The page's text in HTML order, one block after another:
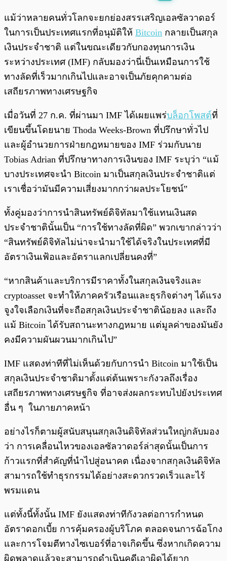
0:00
แม้ว่าหลายคนทั่วโลกจะยกย่องสรรเสริญเอลซัลวาดอร์
ในการเป็นประเทศแรกที่อนุมัติให้ Bitcoin กลายเป็นสกุล
เงินประจำชาติ แต่ในขณะเดียวกับกองทุนการเงิน
ระหว่างประเทศ (IMF) กลับมองว่านี่เป็นเหมือนการใช้
ทางลัดที่เร็วมากเกินไปและอาจเป็นภัยคุกคามต่อ
เสถียรภาพทางเศรษฐกิจ
เมื่อวันที่ 27 ก.ค. ที่ผ่านมา IMF ได้เผยแพร่บล็อกโพสต์ที่
เขียนขึ้นโดยนาย Thoda Weeks-Brown ที่ปรึกษาทั่วไป
และผู้อำนวยการฝ่ายกฎหมายของ IMF ร่วมกับนาย
Tobias Adrian ที่ปรึกษาทางการเงินของ IMF ระบุว่า “แม้
บางประเทศจะนำ Bitcoin มาเป็นสกุลเงินประจำชาติแต่
เราเชื่อว่ามันมีความเสี่ยงมากกว่าผลประโยชน์”
ทั้งคู่มองว่าการนำสินทรัพย์ดิจิทัลมาใช้แทนเงินสด
ประจำชาตินั้นเป็น “การใช้ทางลัดที่ผิด” พวกเขากล่าวว่า
“สินทรัพย์ดิจิทัลไม่น่าจะนำมาใช้ได้จริงในประเทศที่มี
อัตราเงินเฟ้อและอัตราแลกเปลี่ยนคงที่”
“หากสินค้าและบริการมีราคาทั้งในสกุลเงินจริงและ
cryptoasset จะทำให้ภาคครัวเรือนและธุรกิจต่างๆ ได้แรง
จูงใจเลือกเงินที่จะถือสกุลเงินประจำชาติน้อยลง และถึง
แม้ Bitcoin ได้รับสถานะทางกฎหมาย แต่มูลค่าของมันยัง
คงมีความผันผวนมากเกินไป”
IMF แสดงท่าทีที่ไม่เห็นด้วยกับการนำ Bitcoin มาใช้เป็น
สกุลเงินประจำชาติมาตั้งแต่ต้นเพราะกังวลถึงเรื่อง
เสถียรภาพทางเศรษฐกิจ ที่อาจส่งผลกระทบไปยังประเทศ
อื่น ๆ ในภายภาคหน้า
อย่างไรก็ตามผู้สนับสนุนสกุลเงินดิจิทัลส่วนใหญ่กลับมอง
ว่า การเคลื่อนไหวของเอลซัลวาดอร์ล่าสุดนั้นเป็นการ
ก้าวแรกที่สำคัญที่นำไปสู่อนาคต เนื่องจากสกุลเงินดิจิทัล
สามารถใช้ทำธุรกรรมได้อย่างสะดวกรวดเร็วและไร้
พรมแดน
แต่ทั้งนี้ทั้งนั้น IMF ยังแสดงท่าทีกังวลต่อการกำหนด
อัตราดอกเบี้ย การคุ้มครองผู้บริโภค ตลอดจนการฉ้อโกง
และการโจมตีทางไซเบอร์ที่อาจเกิดขึ้น ซึ่งหากเกิดความ
ผิดพลาดแล้วจะสามารถดำเนินคดีเอาผิดได้ยาก